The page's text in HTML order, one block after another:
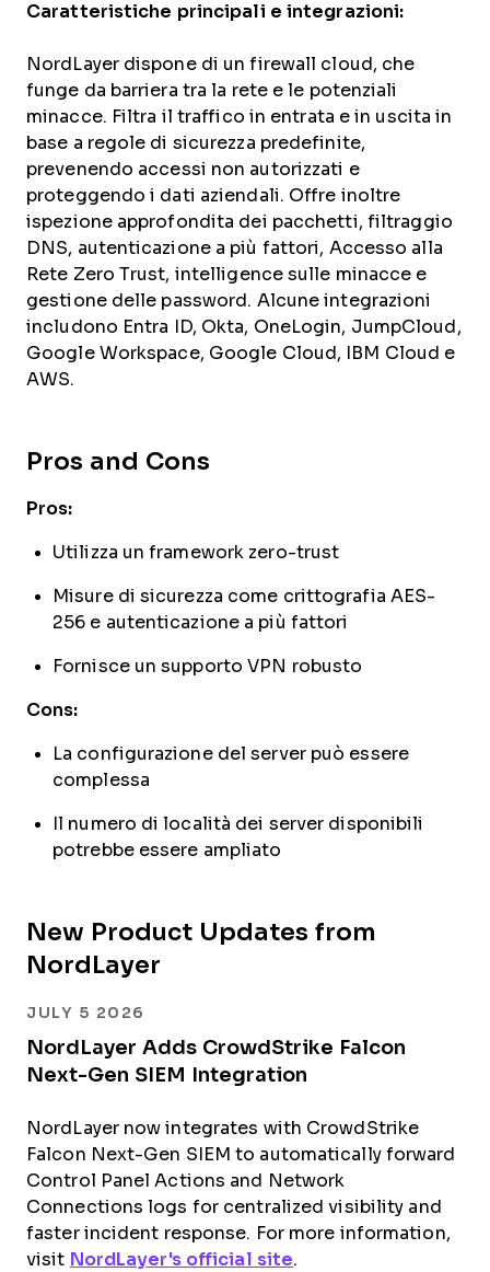
Caratteristiche principali e integrazioni:
NordLayer dispone di un firewall cloud, che
funge da barriera tra la rete e le potenziali
minacce. Filtra il traffico in entrata e in uscita in
base a regole di sicurezza predefinite,
prevenendo accessi non autorizzati e
proteggendo i dati aziendali. Offre inoltre
ispezione approfondita dei pacchetti, filtraggio
DNS, autenticazione a più fattori, Accesso alla
Rete Zero Trust, intelligence sulle minacce e
gestione delle password. Alcune integrazioni
includono Entra ID, Okta, OneLogin, JumpCloud,
Google Workspace, Google Cloud, IBM Cloud e
AWS.
Pros and Cons
Pros:
Utilizza un framework zero-trust
Misure di sicurezza come crittografia AES-
256 e autenticazione a più fattori
Fornisce un supporto VPN robusto
Cons:
La configurazione del server può essere
complessa
Il numero di località dei server disponibili
potrebbe essere ampliato
New Product Updates from
NordLayer
JULY 5 2026
NordLayer Adds CrowdStrike Falcon
Next-Gen SIEM Integration
NordLayer now integrates with CrowdStrike
Falcon Next-Gen SIEM to automatically forward
Control Panel Actions and Network
Connections logs for centralized visibility and
faster incident response. For more information,
visit NordLayer's official site.